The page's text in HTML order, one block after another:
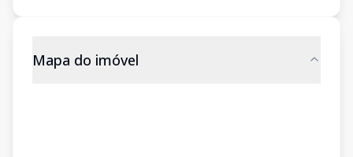
Mapa do imóvel